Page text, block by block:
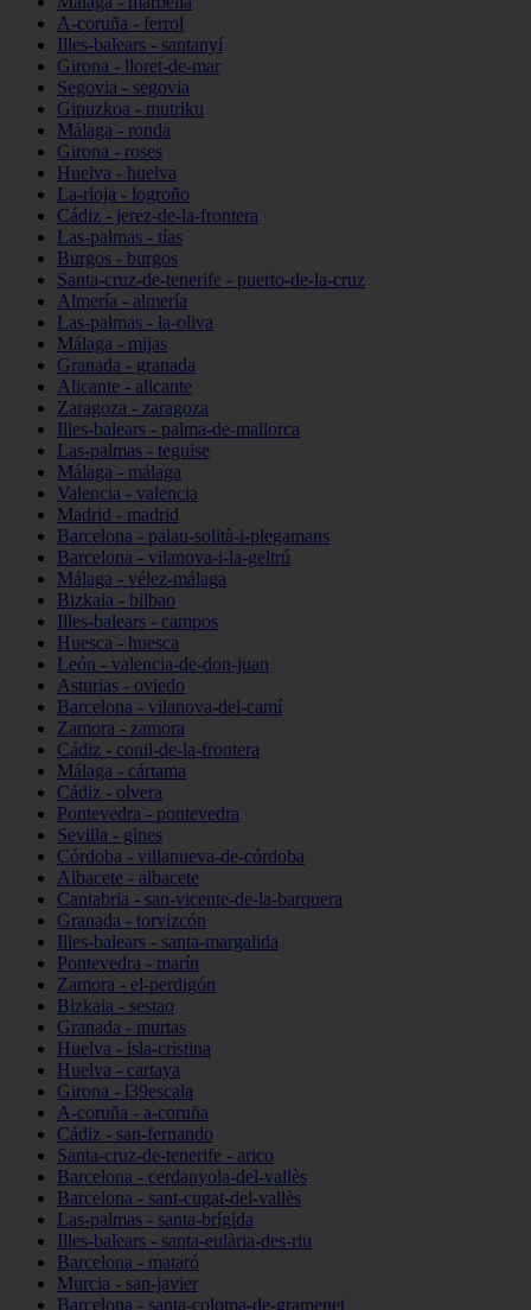
A-coruña - ferrol
Illes-balears - santanyí
Girona - lloret-de-mar
Segovia - segovia
Gipuzkoa - mutriku
Málaga - ronda
Girona - roses
Huelva - huelva
La-rioja - logroño
Cádiz - jerez-de-la-frontera
Las-palmas - tías
Burgos - burgos
Santa-cruz-de-tenerife - puerto-de-la-cruz
Almería - almería
Las-palmas - la-oliva
Málaga - mijas
Granada - granada
Alicante - alicante
Zaragoza - zaragoza
Illes-balears - palma-de-mallorca
Las-palmas - teguise
Málaga - málaga
Valencia - valencia
Madrid - madrid
Barcelona - palau-solità-i-plegamans
Barcelona - vilanova-i-la-geltrú
Málaga - vélez-málaga
Bizkaia - bilbao
Illes-balears - campos
Huesca - huesca
León - valencia-de-don-juan
Asturias - oviedo
Barcelona - vilanova-del-camí
Zamora - zamora
Cádiz - conil-de-la-frontera
Málaga - cártama
Cádiz - olvera
Pontevedra - pontevedra
Sevilla - gines
Córdoba - villanueva-de-córdoba
Albacete - albacete
Cantabria - san-vicente-de-la-barquera
Granada - torvizcón
Illes-balears - santa-margalida
Pontevedra - marín
Zamora - el-perdigón
Bizkaia - sestao
Granada - murtas
Huelva - isla-cristina
Huelva - cartaya
Girona - l39escala
A-coruña - a-coruña
Cádiz - san-fernando
Santa-cruz-de-tenerife - arico
Barcelona - cerdanyola-del-vallès
Barcelona - sant-cugat-del-vallès
Las-palmas - santa-brígida
Illes-balears - santa-eulària-des-riu
Barcelona - mataró
Murcia - san-javier
Barcelona - santa-coloma-de-gramenet